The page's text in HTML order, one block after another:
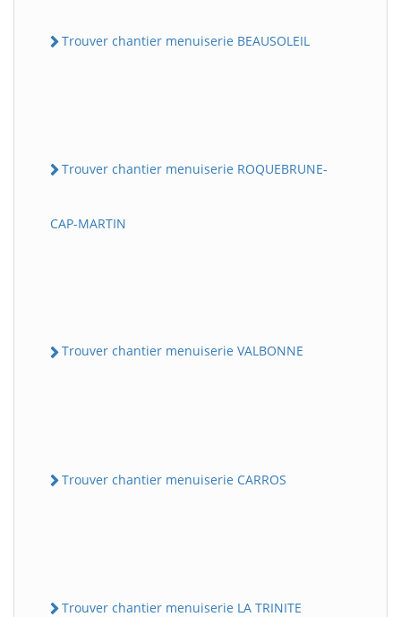
Trouver chantier menuiserie BEAUSOLEIL
Trouver chantier menuiserie ROQUEBRUNE-
CAP-MARTIN
Trouver chantier menuiserie VALBONNE
Trouver chantier menuiserie CARROS
Trouver chantier menuiserie LA TRINITE